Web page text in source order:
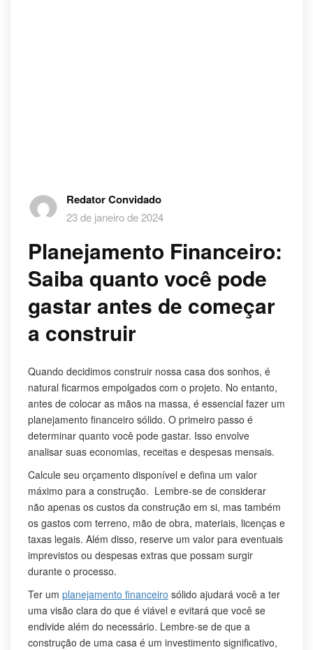
Redator Convidado
23 de janeiro de 2024
Planejamento Financeiro:
Saiba quanto você pode
gastar antes de começar
a construir
Quando decidimos construir nossa casa dos sonhos, é
natural ficarmos empolgados com o projeto. No entanto,
antes de colocar as mãos na massa, é essencial fazer um
planejamento financeiro sólido. O primeiro passo é
determinar quanto você pode gastar. Isso envolve
analisar suas economias, receitas e despesas mensais.
Calcule seu orçamento disponível e defina um valor
máximo para a construção. Lembre-se de considerar
não apenas os custos da construção em si, mas também
os gastos com terreno, mão de obra, materiais, licenças e
taxas legais. Além disso, reserve um valor para eventuais
imprevistos ou despesas extras que possam surgir
durante o processo.
Ter um planejamento financeiro sólido ajudará você a ter
uma visão clara do que é viável e evitará que você se
endivide além do necessário. Lembre-se de que a
construção de uma casa é um investimento significativo,